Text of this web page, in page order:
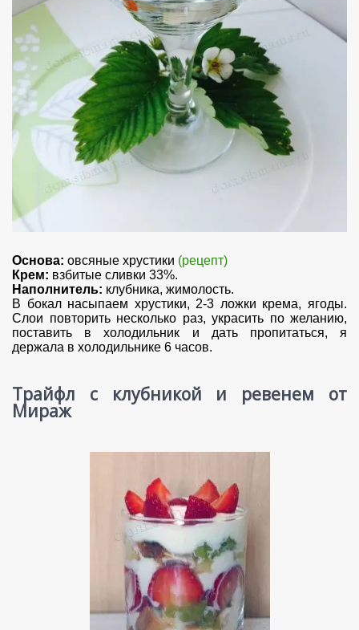
Основа: овсяные хрустики (рецепт)
Крем: взбитые сливки 33%.
Наполнитель: клубника, жимолость.
В бокал насыпаем хрустики, 2-3 ложки крема, ягоды.
Слои повторить несколько раз, украсить по желанию,
поставить в холодильник и дать пропитаться, я
держала в холодильнике 6 часов.
Трайфл с клубникой и ревенем от
Мираж